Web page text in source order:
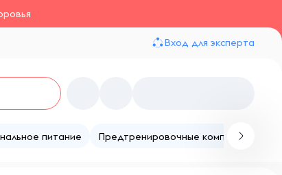
Вход для эксперта
питание Предтренировочные комплексы